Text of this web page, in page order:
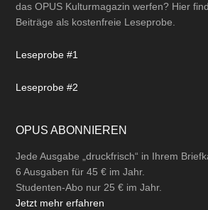
das OPUS Kulturmagazin werfen? Hier
Beiträge als kostenfreie Leseprobe.
Leseprobe #1
Leseprobe #2
OPUS ABONNIEREN
Jede Ausgabe „druckfrisch“ in Ihrem
6 Ausgaben für 45 € im Jahr.
Studenten-Abo nur 25 € im Jahr.
Jetzt mehr erfahren